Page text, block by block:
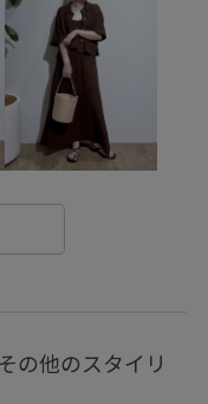
ィスカジュアル
パンツ
サステナブル
ャツ シャープ
アップ対象商品
の他のスタイリ